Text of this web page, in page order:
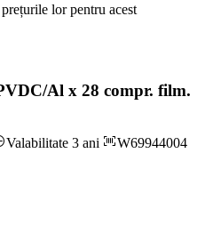
lor pentru acest
Al x 28 compr. film.
Valabilitate 3 ani
W69944004